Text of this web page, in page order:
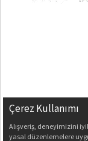
Çerez Kullanımı
Alışveriş, deneyimizini
yasal düzenlemelere